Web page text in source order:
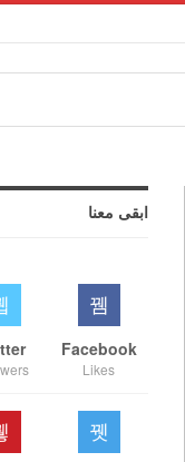
ابقى معنا
Facebook
Likes